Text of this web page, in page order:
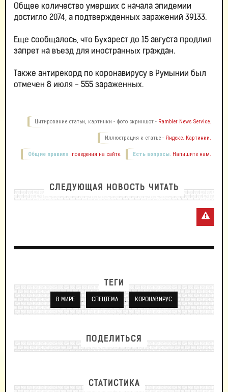
Общее количество умерших с начала эпидемии
достигло 2074, а подтвержденных заражений 39133.
Еще сообщалось, что Бухарест до 15 августа продлил
запрет на въезд для иностранных граждан.
Также антирекорд по коронавирусу в Румынии был
отмечен 8 июля - 555 зараженных.
Цитирование статьи, картинки - фото скриншот - Rambler News Service.
Иллюстрация к статье - Яндекс. Картинки.
Есть вопросы. Напишите нам.
Общие правила поведения на сайте.
СЛЕДУЮЩАЯ НОВОСТЬ ЧИТАТЬ
ТЕГИ
В МИРЕ , СПЕЦТЕМА , КОРОНАВИРУС
ПОДЕЛИТЬСЯ
СТАТИСТИКА